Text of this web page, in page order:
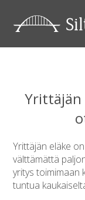
Yrittäjän
Yrittäjän eläke
välttämättä
yritys toimimaan
tuntua